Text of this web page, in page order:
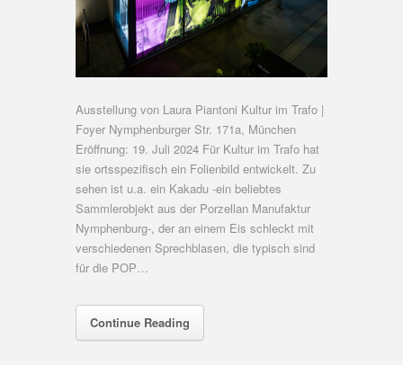
Ausstellung von Laura Piantoni Kultur im Trafo |
Foyer Nymphenburger Str. 171a, München
Eröffnung: 19. Juli 2024 Für Kultur im Trafo hat
sie ortsspezifisch ein Folienbild entwickelt. Zu
sehen ist u.a. ein Kakadu -ein beliebtes
Sammlerobjekt aus der Porzellan Manufaktur
Nymphenburg-, der an einem Eis schleckt mit
verschiedenen Sprechblasen, die typisch sind
für die POP…
Continue Reading